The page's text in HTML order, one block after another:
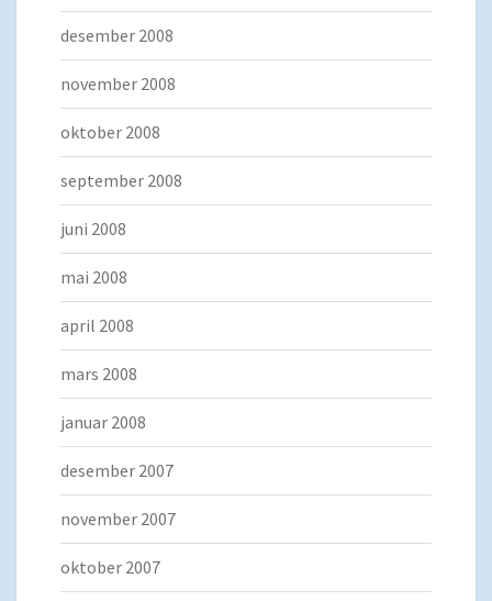
desember 2008
november 2008
oktober 2008
september 2008
juni 2008
mai 2008
april 2008
mars 2008
januar 2008
desember 2007
november 2007
oktober 2007